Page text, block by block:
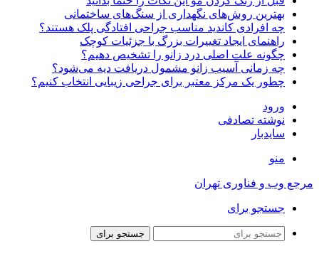
بهترین روش‌های نگهداری از سنگ‌های ساختمانی
چه افرادی کاندید مناسب جراحی افتادگی پلک هستند؟
راهنمای ایجاد تغییرات بزرگ با جزئیات کوچک
چگونه علت اصلی درد زانو را تشخیص دهیم؟
چه زمانی آسیب زانو مشمول دریافت دیه می‌شود؟
چطور یک مرکز معتبر برای جراحی زیبایی انتخاب کنیم؟
ورود
نوشته تصادفی
سایدبار
منو
مرجع وب و فناوری تهران
جستجو برای
جستجو برای